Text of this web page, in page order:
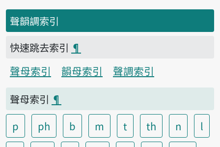
聲韻調索引
快速跳去索引 ¶
聲母索引
韻母索引
聲調索引
聲母索引 ¶
p
ph b m t th n
l